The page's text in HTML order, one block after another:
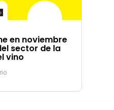
en noviembre
sector de la
vino